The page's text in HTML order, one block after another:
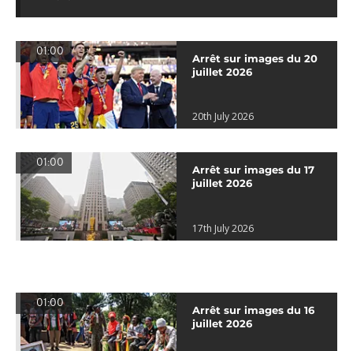
01:00
Arrêt sur images du 20
juillet 2026
20th July 2026
01:00
Arrêt sur images du 17
juillet 2026
17th July 2026
01:00
Arrêt sur images du 16
juillet 2026